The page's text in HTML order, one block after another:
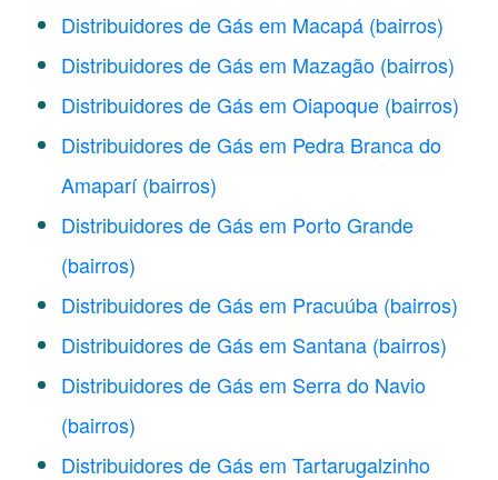
Distribuidores de Gás em Macapá (bairros)
Distribuidores de Gás em Mazagão (bairros)
Distribuidores de Gás em Oiapoque (bairros)
Distribuidores de Gás em Pedra Branca do
Amaparí (bairros)
Distribuidores de Gás em Porto Grande
(bairros)
Distribuidores de Gás em Pracuúba (bairros)
Distribuidores de Gás em Santana (bairros)
Distribuidores de Gás em Serra do Navio
(bairros)
Distribuidores de Gás em Tartarugalzinho